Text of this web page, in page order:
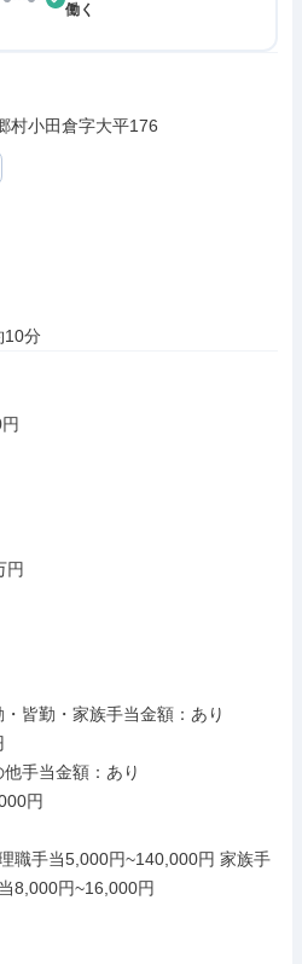
働く
村小田倉字大平176
10分
円
皆勤・家族手当金額：あり
手当金額：あり
円
職手当5,000円~140,000円 家族手
8,000円~16,000円